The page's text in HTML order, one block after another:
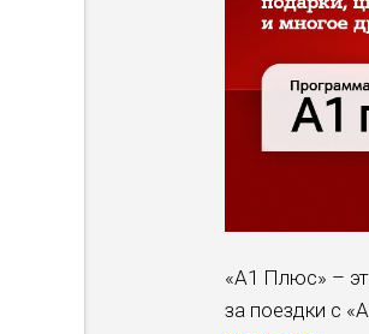
«A1 Плюс» –
за поездки с